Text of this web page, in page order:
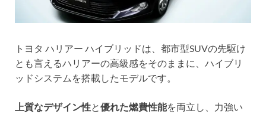
トヨタ ハリアー ハイブリッドは、都市型SUVの先駆け
とも言えるハリアーの高級感をそのままに、ハイブリ
ッドシステムを搭載したモデルです。
上質なデザイン性と優れた燃費性能を両立し、力強い